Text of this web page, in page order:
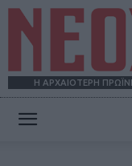
Η ΑΡΧΑΙΟΤΕΡΗ